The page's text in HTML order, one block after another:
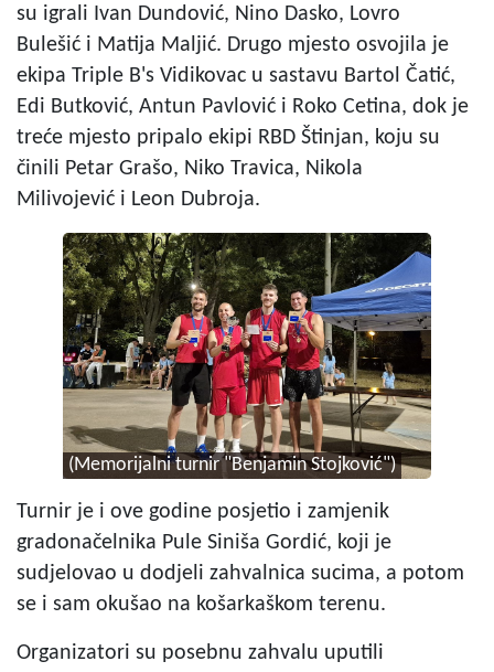
su igrali Ivan Dundović, Nino Dasko, Lovro
Bulešić i Matija Maljić. Drugo mjesto osvojila je
ekipa Triple B's Vidikovac u sastavu Bartol Čatić,
Edi Butković, Antun Pavlović i Roko Cetina, dok je
treće mjesto pripalo ekipi RBD Štinjan, koju su
činili Petar Grašo, Niko Travica, Nikola
Milivojević i Leon Dubroja.
(Memorijalni turnir "Benjamin Stojković")
Turnir je i ove godine posjetio i zamjenik
gradonačelnika Pule Siniša Gordić, koji je
sudjelovao u dodjeli zahvalnica sucima, a potom
se i sam okušao na košarkaškom terenu.
Organizatori su posebnu zahvalu uputili